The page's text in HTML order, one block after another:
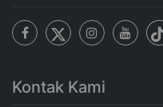
Kontak Kami